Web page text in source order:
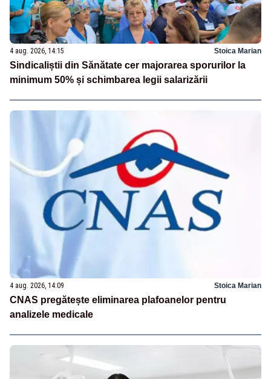
4 aug. 2026, 14:15 Stoica Marian
Sindicaliștii din Sănătate cer majorarea sporurilor la
minimum 50% și schimbarea legii salarizării
4 aug. 2026, 14:09 Stoica Marian
CNAS pregătește eliminarea plafoanelor pentru
analizele medicale